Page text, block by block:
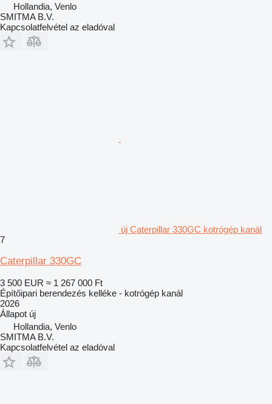
Hollandia, Venlo
SMITMA B.V.
Kapcsolatfelvétel az eladóval
új Caterpillar 330GC kotrógép kanál
7
Caterpillar 330GC
3 500 EUR ≈ 1 267 000 Ft
Építőipari berendezés kelléke - kotrógép kanál
2026
Állapot új
Hollandia, Venlo
SMITMA B.V.
Kapcsolatfelvétel az eladóval